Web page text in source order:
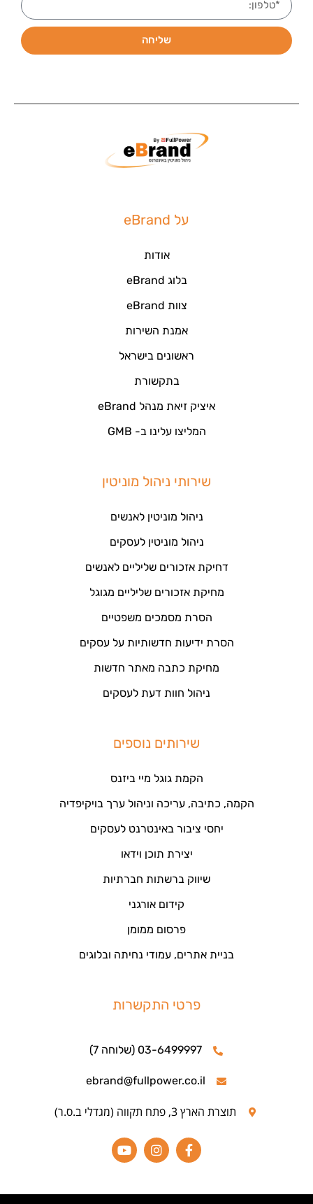
שליחה
על eBrand
אודות
בלוג eBrand
צוות eBrand
אמנת השירות
ראשונים בישראל
בתקשורת
איציק זיאת מנהל eBrand
המליצו עלינו ב- GMB
שירותי ניהול מוניטין
ניהול מוניטין לאנשים
ניהול מוניטין לעסקים
דחיקת אזכורים שליליים לאנשים
מחיקת אזכורים שליליים מגוגל
הסרת מסמכים משפטיים
הסרת ידיעות חדשותיות על עסקים
מחיקת כתבה מאתר חדשות
ניהול חוות דעת לעסקים
שירותים נוספים
הקמת גוגל מיי ביזנס
הקמה, כתיבה, עריכה וניהול ערך בויקיפדיה
יחסי ציבור באינטרנט לעסקים
יצירת תוכן וידאו
שיווק ברשתות חברתיות
קידום אורגני
פרסום ממומן
בניית אתרים, עמודי נחיתה ובלוגים
פרטי התקשרות
03-6499997 (שלוחה 7)
ebrand@fullpower.co.il
תוצרת הארץ 3, פתח תקווה (מגדלי ב.ס.ר)